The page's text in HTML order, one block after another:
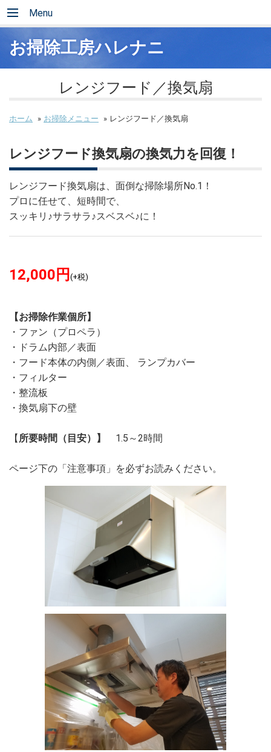
Menu
お掃除工房ハレナニ
レンジフード／換気扇
ホーム » お掃除メニュー » レンジフード／換気扇
レンジフード換気扇の換気力を回復！
レンジフード換気扇は、面倒な掃除場所No.1！
プロに任せて、短時間で、
スッキリ♪サラサラ♪スベスベ♪に！
12,000 円 (+税)
【お掃除作業個所】
・ファン（プロペラ）
・ドラム内部／表面
・フード本体の内側／表面
ランプカバー
・フィルター
・整流板
・換気扇下の壁
【 所要時間（目安）】 1.5～2時間
ページ下の「注意事項」を必ずお読みください。